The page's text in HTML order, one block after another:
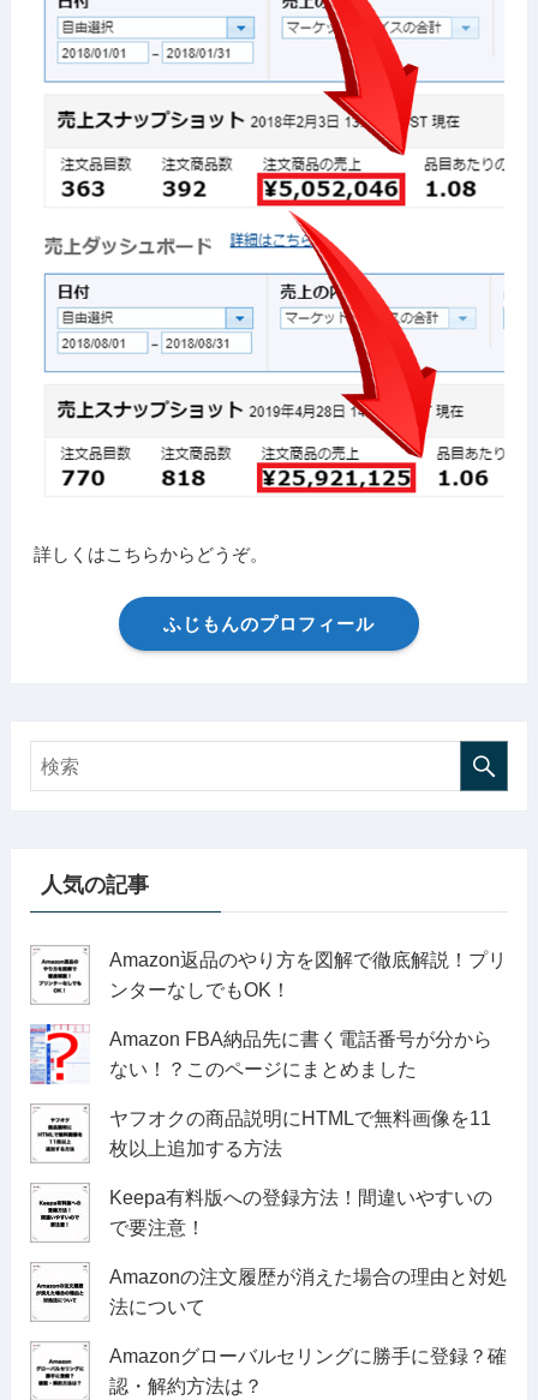
詳しくはこちらからどうぞ。
ふじもんのプロフィール
人気の記事
Amazon返品のやり方を図解で徹底解説！プリ
ンターなしでもOK！
Amazon FBA納品先に書く電話番号が分から
ない！？このページにまとめました
ヤフオクの商品説明にHTMLで無料画像を11
枚以上追加する方法
Keepa有料版への登録方法！間違いやすいの
で要注意！
Amazonの注文履歴が消えた場合の理由と対処
法について
Amazonグローバルセリングに勝手に登録？確
認・解約方法は？